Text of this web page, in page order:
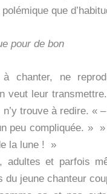
que
pour de bon
chanter, ne
veut leur
trouve à redire. «
peu compliquée. »
la lune ! »
adultes et parfois
jeune chanteur